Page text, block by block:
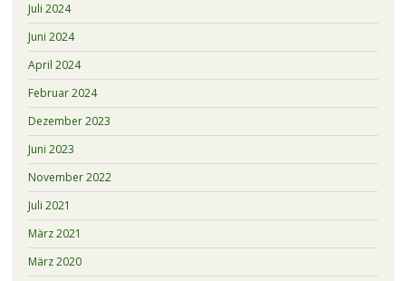
Juli 2024
Juni 2024
April 2024
Februar 2024
Dezember 2023
Juni 2023
November 2022
Juli 2021
März 2021
März 2020